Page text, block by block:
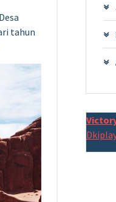
tahun